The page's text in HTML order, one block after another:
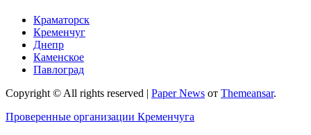
Краматорск
Кременчуг
Днепр
Каменское
Павлоград
Copyright © All rights reserved | Paper News от Themeansar.
Проверенные организации Кременчуга